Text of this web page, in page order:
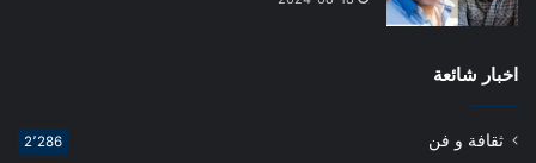
اخبار شائعة
ثقافة و فن 2٬286